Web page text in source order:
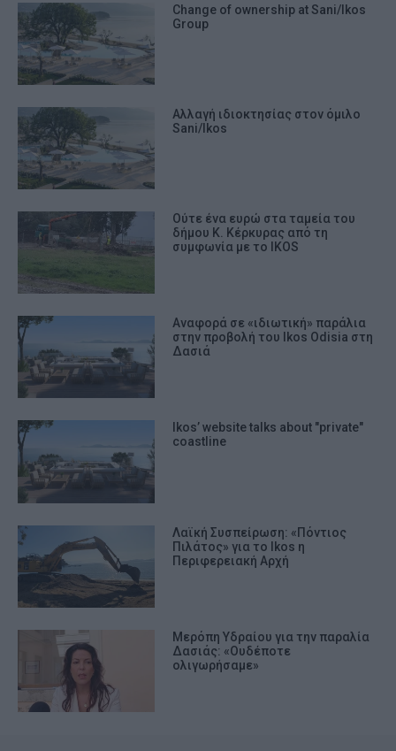
Change of ownership at Sani/Ikos
Group
Αλλαγή ιδιοκτησίας στον όμιλο
Sani/Ikos
Ούτε ένα ευρώ στα ταμεία του
δήμου Κ. Κέρκυρας από τη
συμφωνία με το ΙΚΟS
Αναφορά σε «ιδιωτική» παράλια
στην προβολή του Ikos Odisia στη
Δασιά
Ikos’ website talks about "private"
coastline
Λαϊκή Συσπείρωση: «Πόντιος
Πιλάτος» για το Ikos η
Περιφερειακή Αρχή
Μερόπη Υδραίου για την παραλία
Δασιάς: «Ουδέποτε
ολιγωρήσαμε»